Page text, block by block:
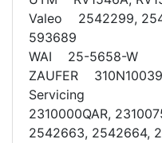
Valeo 2542299,
593689
WAI 25-5658-W
ZAUFER
Servicing
2310000QAR,
2542663, 2542664,